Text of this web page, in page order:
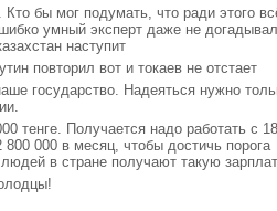
бы мог подумать, что ради этого
умный эксперт даже не
наступит
повторил вот и токаев не отстает
государство. Надеяться нужно
тенге. Получается надо работать с
000 в месяц, чтобы достичь порога
в стране получают такую